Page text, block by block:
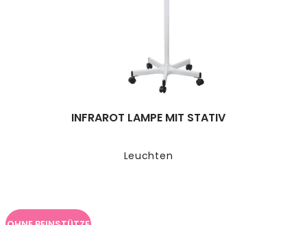
Leuchten
INFRAROT LAMPE MIT STATIV